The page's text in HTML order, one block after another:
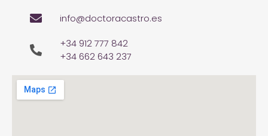
info@doctoracastro.es
+34 912 777 842
+34 662 643 237